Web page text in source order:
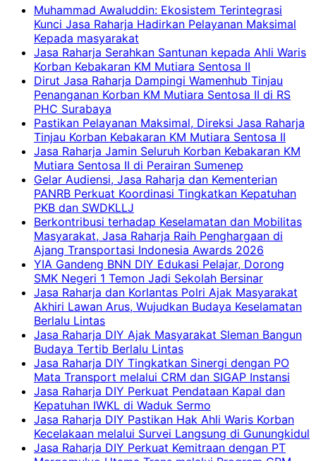
Muhammad Awaluddin: Ekosistem Terintegrasi
Kunci Jasa Raharja Hadirkan Pelayanan Maksimal
Kepada masyarakat
Jasa Raharja Serahkan Santunan kepada Ahli Waris
Korban Kebakaran KM Mutiara Sentosa II
Dirut Jasa Raharja Dampingi Wamenhub Tinjau
Penanganan Korban KM Mutiara Sentosa II di RS
PHC Surabaya
Pastikan Pelayanan Maksimal, Direksi Jasa Raharja
Tinjau Korban Kebakaran KM Mutiara Sentosa II
Jasa Raharja Jamin Seluruh Korban Kebakaran KM
Mutiara Sentosa II di Perairan Sumenep
Gelar Audiensi, Jasa Raharja dan Kementerian
PANRB Perkuat Koordinasi Tingkatkan Kepatuhan
PKB dan SWDKLLJ
Berkontribusi terhadap Keselamatan dan Mobilitas
Masyarakat, Jasa Raharja Raih Penghargaan di
Ajang Transportasi Indonesia Awards 2026
YIA Gandeng BNN DIY Edukasi Pelajar, Dorong
SMK Negeri 1 Temon Jadi Sekolah Bersinar
Jasa Raharja dan Korlantas Polri Ajak Masyarakat
Akhiri Lawan Arus, Wujudkan Budaya Keselamatan
Berlalu Lintas
Jasa Raharja DIY Ajak Masyarakat Sleman Bangun
Budaya Tertib Berlalu Lintas
Jasa Raharja DIY Tingkatkan Sinergi dengan PO
Mata Transport melalui CRM dan SIGAP Instansi
Jasa Raharja DIY Perkuat Pendataan Kapal dan
Kepatuhan IWKL di Waduk Sermo
Jasa Raharja DIY Pastikan Hak Ahli Waris Korban
Kecelakaan melalui Survei Langsung di Gunungkidul
Jasa Raharja DIY Perkuat Kemitraan dengan PT